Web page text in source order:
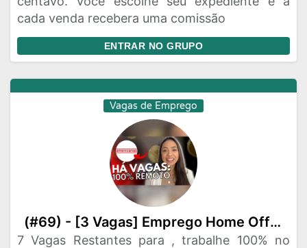
cada venda recebera uma comissão
ENTRAR NO GRUPO
Vagas de Emprego
(#69) - [3 Vagas] Emprego Home Office 📲♻️
7 Vagas Restantes para , trabalhe 100% no